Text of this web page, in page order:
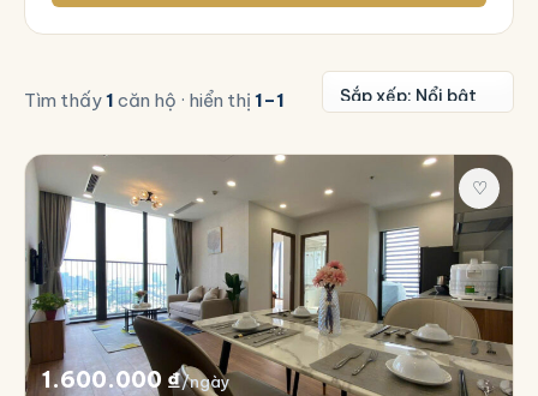
Tìm thấy1 căn hộ · hiển thị 1–1
♡
1.600.000 ₫/ngày